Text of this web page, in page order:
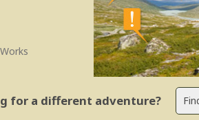
for a different adventure?